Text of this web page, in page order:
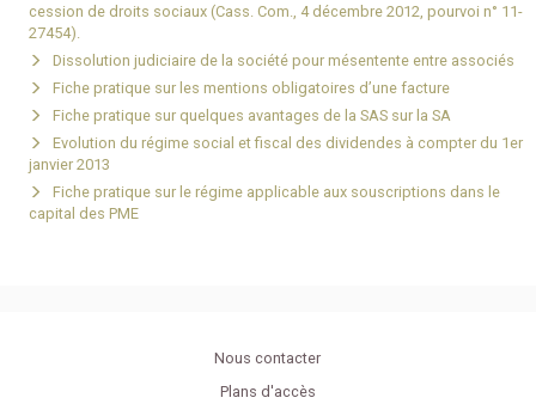
cession de droits sociaux (Cass. Com., 4 décembre 2012, pourvoi n° 11-
27454).
Dissolution judiciaire de la société pour mésentente entre associés
Fiche pratique sur les mentions obligatoires d’une facture
Fiche pratique sur quelques avantages de la SAS sur la SA
Evolution du régime social et fiscal des dividendes à compter du 1er
janvier 2013
Fiche pratique sur le régime applicable aux souscriptions dans le
capital des PME
Nous contacter
Plans d'accès